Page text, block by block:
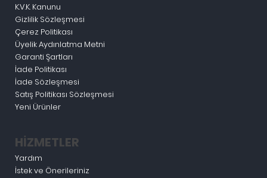
K.V.K. Kanunu
Gizlilik Sözleşmesi
Çerez Politikası
Üyelik Aydınlatma Metni
Garanti Şartları
İade Politikası
İade Sözleşmesi
Satış Politikası Sözleşmesi
Yeni Ürünler
HİZMETLER
Yardım
İstek ve Önerileriniz